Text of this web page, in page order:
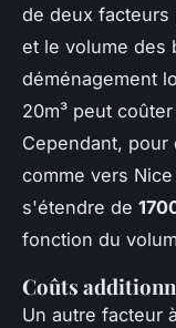
de deux facteurs
et le volume des
déménagement
20m³ peut
Cependant,
comme vers
s'étendre de
fonction du
Coûts
Un autre facteur